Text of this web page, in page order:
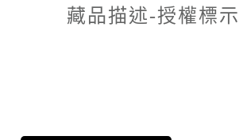
藏品描述-授權標示